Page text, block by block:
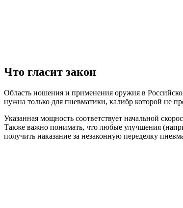
Что гласит закон
Область ношения и применения оружия в
нужна только для пневматики, калибр которой не
Указанная мощность соответствует начальной
Также важно понимать, что любые улучшения
получить наказание за незаконную переделку